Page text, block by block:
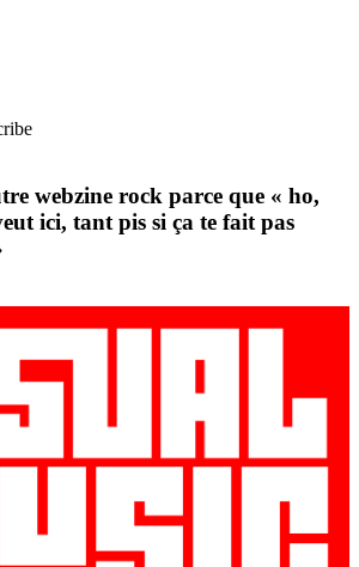
webzine rock parce que « ho,
ici, tant pis si ça te fait pas